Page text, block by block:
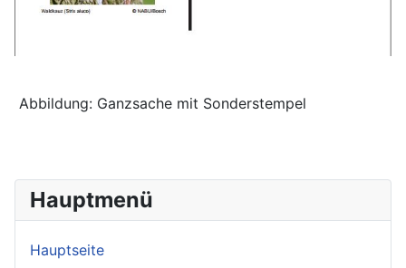
Hauptmenü
Hauptseite
Abbildung: Ganzsache mit Sonderstempel